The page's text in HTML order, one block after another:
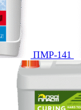
ПМР-141